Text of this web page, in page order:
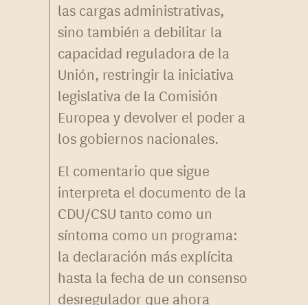
las cargas administrativas,
sino también a debilitar la
capacidad reguladora de la
Unión, restringir la iniciativa
legislativa de la Comisión
Europea y devolver el poder a
los gobiernos nacionales.
El comentario que sigue
interpreta el documento de la
CDU/CSU tanto como un
síntoma como un programa:
la declaración más explícita
hasta la fecha de un consenso
desregulador que ahora